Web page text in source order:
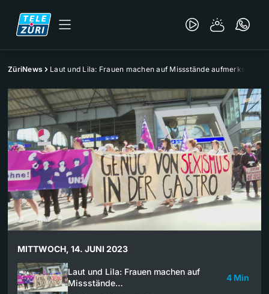
ZüriNews Laut und Lila: Frauen machen auf Missstände aufmerksam
MITTWOCH, 14. JUNI 2023
Laut und Lila: Frauen machen auf
Missstände…
4 Min